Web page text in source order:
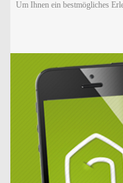
Um Ihnen ein bestmögliches